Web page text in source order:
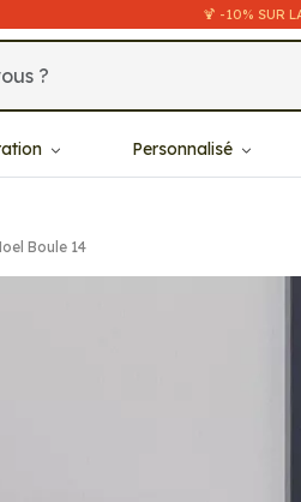
🍹 -10% SUR
Personnalisé
Boule 14